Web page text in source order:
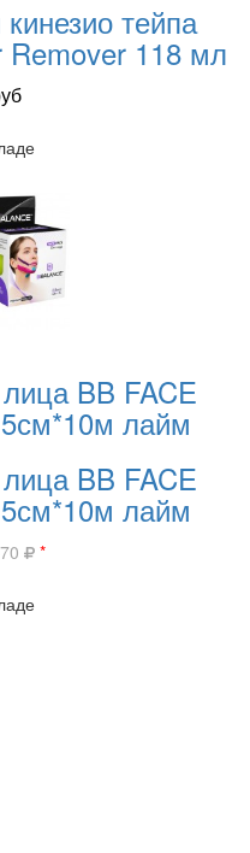
тейпа
Remover 118 мл
BB FACE
лайм
BB FACE
лайм
*